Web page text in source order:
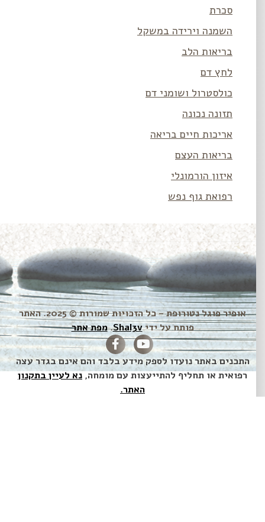
סכרת
השמנה וירידה במשקל
בריאות הלב
לחץ דם
כולסטרול ושומני דם
תזונה נכונה
אריכות חיים בריאה
בריאות העצם
איזון הורמונלי
רפואת גוף נפש
אופיר פוגל נטורופת – כל הזכויות שמורות © 2025. האתר
פותח על ידיShal3v
.מפת אתר
התכנים באתר נועדו לספק מידע בלבד והם אינם בגדר עצה
רפואית או תחליף להתייעצות עם מומחה,נא לעיין בתקנון
האתר.